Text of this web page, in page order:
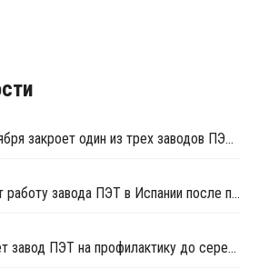
Novapet в конце сентября закроет один из трех заводов ПЭТ в Барбастро на плановый ремонт
Novapet возобновляет работу завода ПЭТ в Испании после проведения профилактики
Novapet останавливает завод ПЭТ на профилактику до середины августа